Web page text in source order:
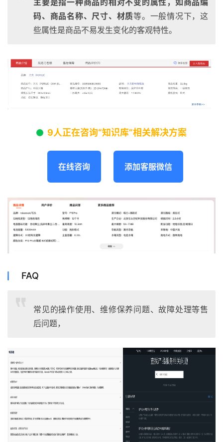
码、商品名称、尺寸、材质等。一般情况下，这
些属性是商品不易发生变化的客观特性。
9人正在咨询“知识库”相关解决方案
在线咨询 添加客服微信
FAQ
常见的操作使用、维修保养问题、故障处理等售
后问题，